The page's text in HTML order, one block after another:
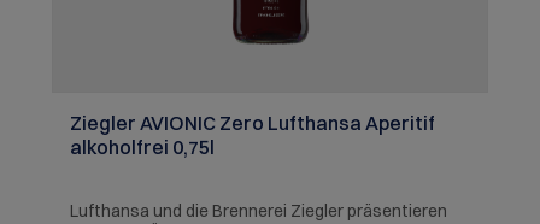
Ziegler AVIONIC Zero Lufthansa Aperitif
alkoholfrei 0,75l
Lufthansa und die Brennerei Ziegler präsentieren